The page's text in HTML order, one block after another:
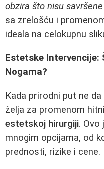
obzira što nisu
sa zrelošću i
ideala na celokupnu
Estetske Intervencije:
Nogama?
Kada prirodni put ne
želja za promenom
estetskoj hirurgiji. Ovo
mnogim opcijama, od
prednosti, rizike i cene.